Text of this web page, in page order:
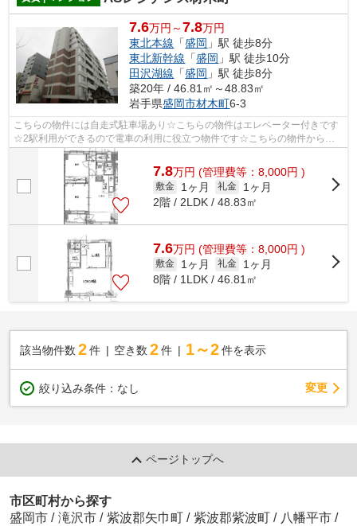
7.6万円～7.8万円
東北本線 「盛岡 」駅 徒歩8分
東北新幹線 「盛岡 」駅 徒歩10分
田沢湖線 「盛岡 」駅 徒歩8分
築20年 / 46.81㎡～48.83㎡
岩手県盛岡市材木町6-3
こちらの物件には自走式駐車場あり☆こちらの物件はエレベーター付きです
☆2駅利用ができるので電車の利用に役立つ物件です☆こちらの物件から、
100mの距離に駐車場あり☆ご来店予約やご質...
7.8万円 (管理費等：8,000円 )
敷金 1ヶ月 礼金
1ヶ月
2階 / 2LDK / 48.83㎡
7.6万円 (管理費等：8,000円 )
敷金 1ヶ月 礼金
1ヶ月
8階 / 1LDK / 46.81㎡
該当物件数 2件 空き数 2 件 1～2 件を表示
絞り込み条件： なし 変更
ページトップへ
市区町村から探す
盛岡市 / 滝沢市 / 紫波郡矢巾町 / 紫波郡紫波町 / 八幡平市 /